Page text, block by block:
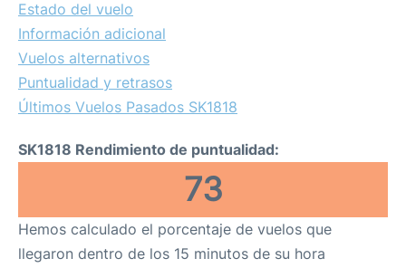
Estado del vuelo
Información adicional
Vuelos alternativos
Puntualidad y retrasos
Últimos Vuelos Pasados SK1818
SK1818 Rendimiento de puntualidad:
73
Hemos calculado el porcentaje de vuelos que
llegaron dentro de los 15 minutos de su hora